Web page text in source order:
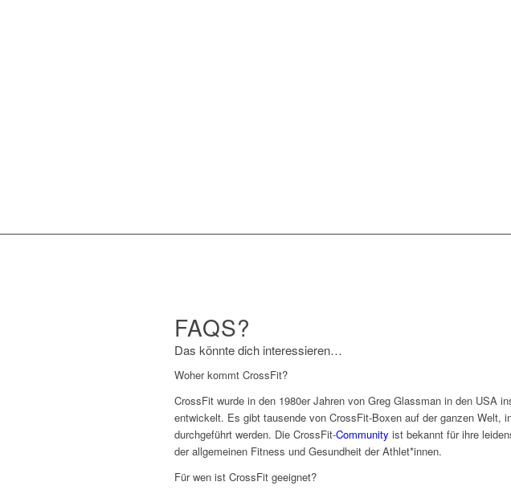
FAQS?
Das könnte dich interessieren…
Woher kommt CrossFit?
CrossFit wurde in den 1980er Jahren von Greg Glassman in den USA
entwickelt. Es gibt tausende von CrossFit-Boxen auf der ganzen Welt,
durchgeführt werden. Die CrossFit-Community ist bekannt für ihre
der allgemeinen Fitness und Gesundheit der Athlet*innen.
Für wen ist CrossFit geeignet?